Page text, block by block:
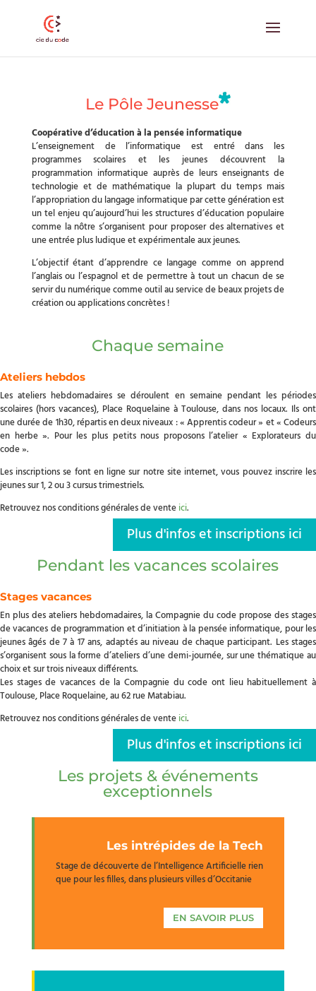
Le Pôle Jeunesse
Coopérative d’éducation à la pensée informatique
L’enseignement de l’informatique est entré dans les
programmes scolaires et les jeunes découvrent la
programmation informatique auprès de leurs enseignants de
technologie et de mathématique la plupart du temps mais
l’appropriation du langage informatique par cette génération est
un tel enjeu qu’aujourd’hui les structures d’éducation populaire
comme la nôtre s’organisent pour proposer des alternatives et
une entrée plus ludique et expérimentale aux jeunes.
L’objectif étant d’apprendre ce langage comme on apprend
l’anglais ou l’espagnol et de permettre à tout un chacun de se
servir du numérique comme outil au service de beaux projets de
création ou applications concrètes !
Chaque semaine
Ateliers hebdos
Les ateliers hebdomadaires se déroulent en semaine pendant les périodes
scolaires (hors vacances), Place Roquelaine à Toulouse, dans nos locaux. Ils ont
une durée de 1h30, répartis en deux niveaux : « Apprentis codeur » et « Codeurs
en herbe ». Pour les plus petits nous proposons l’atelier « Explorateurs du
code ».
Les inscriptions se font en ligne sur notre site internet, vous pouvez inscrire les
jeunes sur 1, 2 ou 3 cursus trimestriels.
Retrouvez nos conditions générales de venteici.
Plus d'infos et inscriptions ici
Pendant les vacances scolaires
Stages vacances
En plus des ateliers hebdomadaires, la Compagnie du code propose des stages
de vacances de programmation et d’initiation à la pensée informatique, pour les
jeunes âgés de 7 à 17 ans, adaptés au niveau de chaque participant. Les stages
s’organisent sous la forme d’ateliers d’une demi-journée, sur une thématique au
choix et sur trois niveaux différents.
Les stages de vacances de la Compagnie du code ont lieu habituellement à
Toulouse, Place Roquelaine, au 62 rue Matabiau.
Retrouvez nos conditions générales de venteici.
Plus d'infos et inscriptions ici
Les projets & événements
exceptionnels
Les intrépides de la Tech
Stage de découverte de l’Intelligence Artificielle rien
que pour les filles, dans plusieurs villes d’Occitanie
EN SAVOIR PLUS